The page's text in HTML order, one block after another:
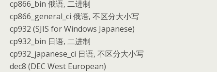
cp866_bin 俄语, 二进制
cp866_general_ci 俄语, 不区分大小写
cp932 (SJIS for Windows Japanese)
cp932_bin 日语, 二进制
cp932_japanese_ci 日语, 不区分大小写
dec8 (DEC West European)